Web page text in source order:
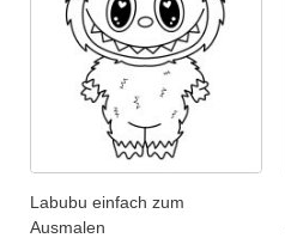
Labubu einfach zum
Ausmalen